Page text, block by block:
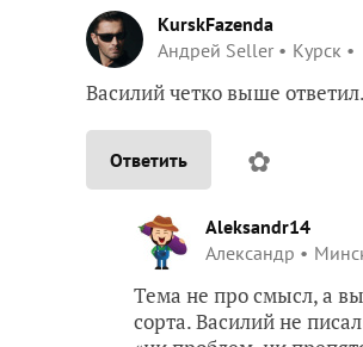
KurskFazenda
Андрей Seller
Курск
Василий четко выше
Ответить ✿
Aleksandr14
Александр
Тема не про смысл, а
сорта. Василий не